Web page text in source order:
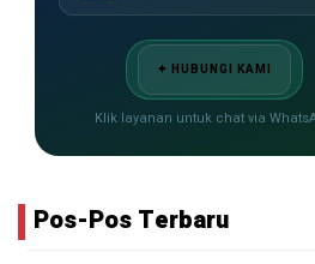
✦ HUBUNGI KAMI
Klik layanan untuk chat via
Pos-Pos Terbaru